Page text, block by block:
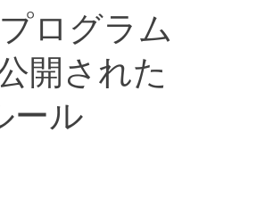
ログラム
開された
ール